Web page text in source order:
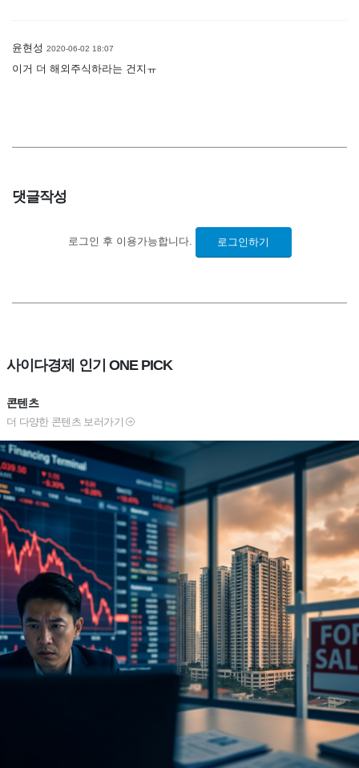
윤현성 2020-06-02 18:07
이거 더 해외주식하라는 건지ㅠ
댓글작성
로그인 후 이용가능합니다. 로그인하기
사이다경제 인기 ONE PICK
콘텐츠
더 다양한 콘텐츠 보러가기